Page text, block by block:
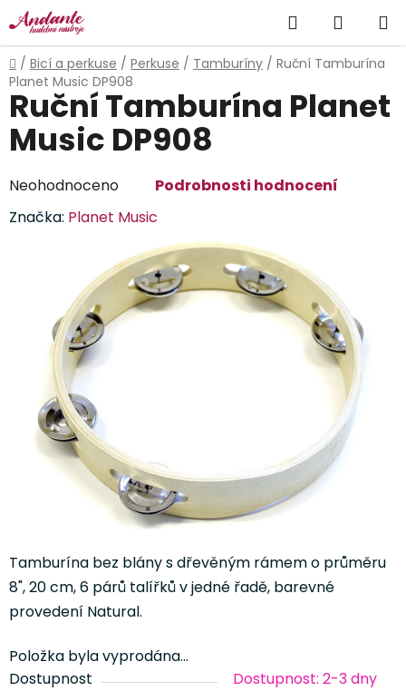
Přejít
na
obsah
Hledat
KOŠÍK
Domů
/ Bicí a perkuse / Perkuse / Tamburíny / Ruční Tamburína
Planet Music DP908
Tamburína bez blány s dřevěným rámem o průměru
8", 20 cm, 6 párů talířků v jedné řadě, barevné
provedení Natural.
Položka byla vyprodána…
Dostupnost
Dostupnost: 2-3 dny
Ruční Tamburína Planet
Music DP908
Průměrné
produktu
hvězdiček.
Neohodnoceno
Podrobnosti hodnocení
Značka: Planet Music